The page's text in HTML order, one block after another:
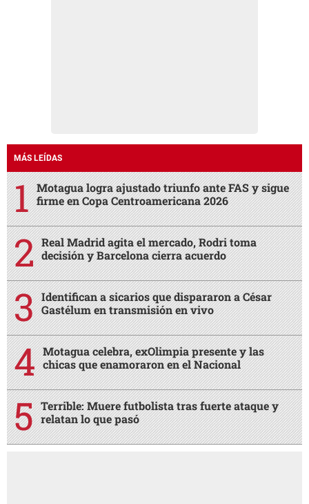
MÁS LEÍDAS
Motagua logra ajustado triunfo ante FAS y sigue
firme en Copa Centroamericana 2026
Real Madrid agita el mercado, Rodri toma
decisión y Barcelona cierra acuerdo
Identifican a sicarios que dispararon a César
Gastélum en transmisión en vivo
Motagua celebra, exOlimpia presente y las
chicas que enamoraron en el Nacional
Terrible: Muere futbolista tras fuerte ataque y
relatan lo que pasó